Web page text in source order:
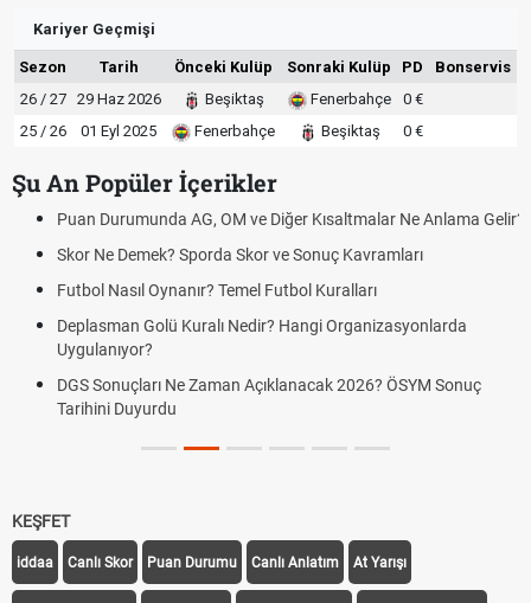
Kariyer Geçmişi
Sezon Tarih Önceki Kulüp Sonraki Kulüp PD
Bonservis
26 / 27
29 Haz 2026 Beşiktaş Fenerbahçe
0 €
25 / 26
01 Eyl 2025 Fenerbahçe Beşiktaş 0 €
Şu An Popüler İçerikler
Puan Durumunda AG, OM ve Diğer Kısaltmalar Ne Anlama Gelir?
Skor Ne Demek? Sporda Skor ve Sonuç Kavramları
Futbol Nasıl Oynanır? Temel Futbol Kuralları
Deplasman Golü Kuralı Nedir? Hangi Organizasyonlarda
Uygulanıyor?
DGS Sonuçları Ne Zaman Açıklanacak 2026? ÖSYM Sonuç
Tarihini Duyurdu
KEŞFET
iddaa Canlı Skor Puan Durumu Canlı Anlatım At Yarışı